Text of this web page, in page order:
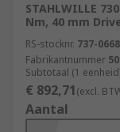
STAHLWILLE
Nm, 40 mm
RS-stocknr. 737-0668
Fabrikantnummer
Subtotaal (1
€ 892,71(excl.
Aantal